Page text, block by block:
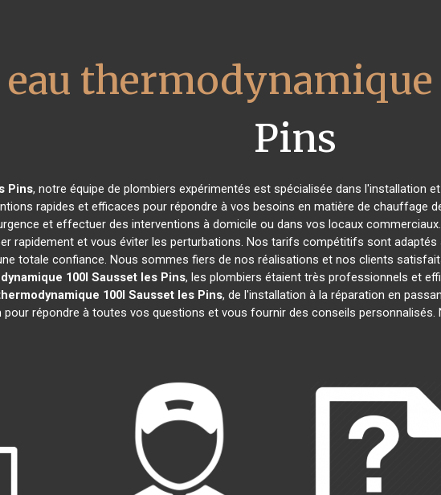
thermodynamique
Pins
Pins, notre équipe de plombiers expérimentés est spécialisée dans l'installation
rapides et efficaces pour répondre à vos besoins en matière de chauffage
et effectuer des interventions à domicile ou dans vos locaux
rapidement et vous éviter les perturbations. Nos tarifs compétitifs sont
totale confiance. Nous sommes fiers de nos réalisations et nos clients
100l Sausset les Pins, les plombiers étaient très professionnels et
100l Sausset les Pins, de l'installation à la réparation en
pour répondre à toutes vos questions et vous fournir des conseils